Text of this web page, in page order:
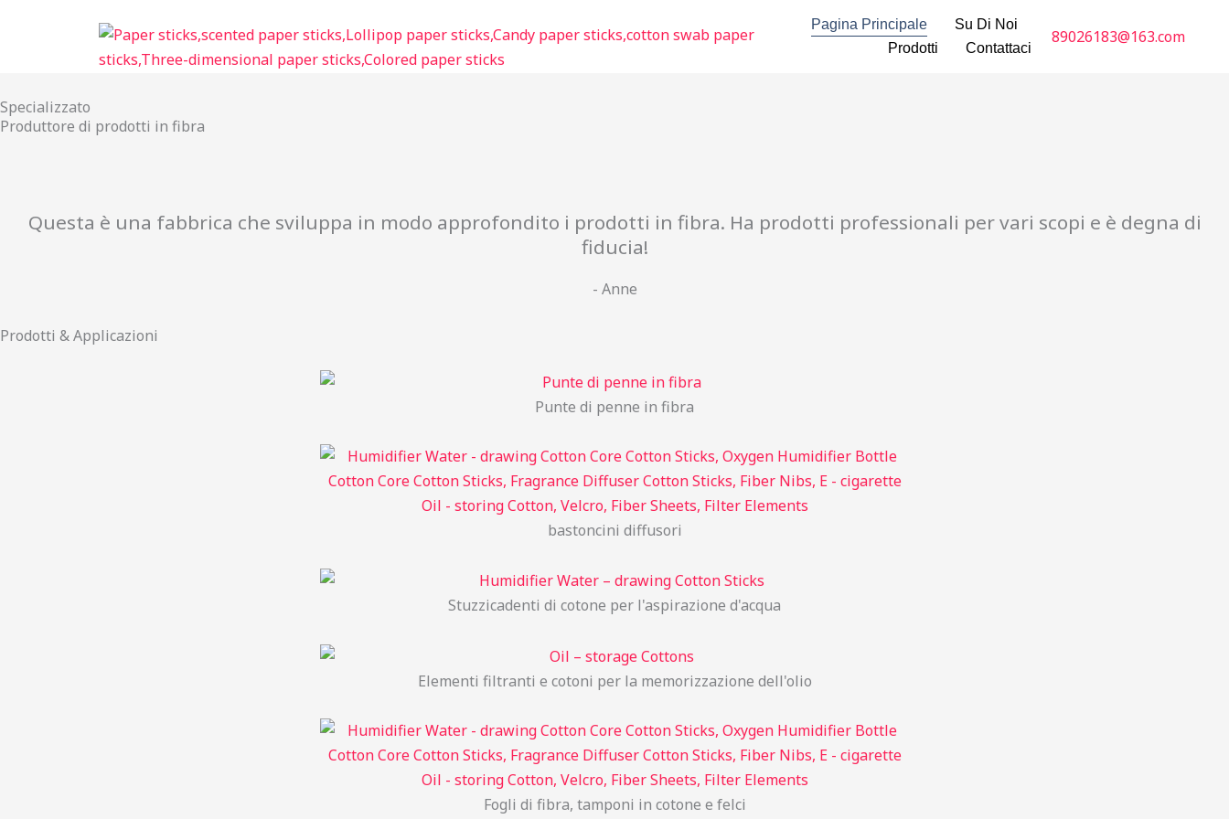
Pagina Principale
Su Di Noi
Prodotti
Contattaci
89026183@163.com
Specializzato
Produttore di prodotti in fibra
Questa è una fabbrica che sviluppa in modo approfondito i prodotti in fibra. Ha prodotti professionali per vari scopi e è degna di
fiducia!
- Anne
Prodotti & Applicazioni
Punte di penne in fibra
bastoncini diffusori
Stuzzicadenti di cotone per l'aspirazione d'acqua
Elementi filtranti e cotoni per la memorizzazione dell'olio
Fogli di fibra, tamponi in cotone e felci